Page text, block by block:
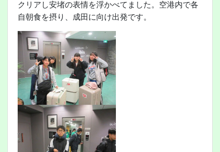
クリアし安堵の表情を浮かべてました。空港内で各
自朝食を摂り、成田に向け出発です。